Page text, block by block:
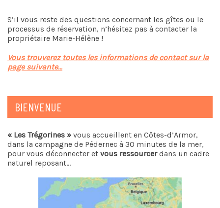
S’il vous reste des questions concernant les gîtes ou le
processus de réservation, n’hésitez pas à contacter la
propriétaire Marie-Hélène !
Vous trouverez toutes les informations de contact sur la
page suivante…
BIENVENUE
« Les Trégorines » vous accueillent en Côtes-d’Armor,
dans la campagne de Pédernec à 30 minutes de la mer,
pour vous déconnecter et vous ressourcerdans un cadre
naturel reposant…